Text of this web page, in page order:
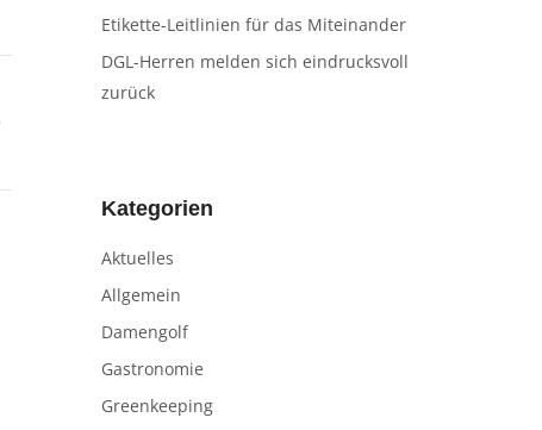
Etikette-Leitlinien für das Miteinander
DGL-Herren melden sich eindrucksvoll
zurück
Kategorien
Aktuelles
Allgemein
Damengolf
Gastronomie
Greenkeeping